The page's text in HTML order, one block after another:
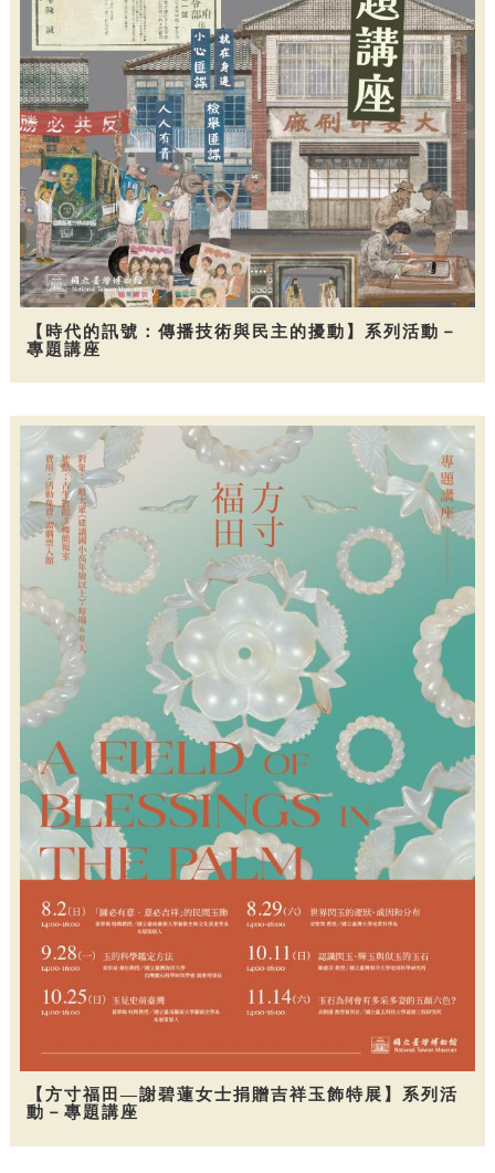
【時代的訊號：傳播技術與民主的擾動】系列活動－
專題講座
【方寸福田—謝碧蓮女士捐贈吉祥玉飾特展】系列活
動－專題講座